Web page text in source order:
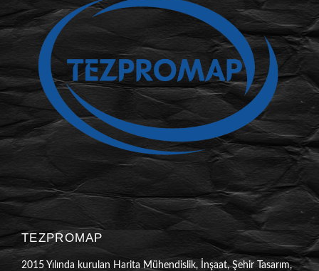
TEZPROMAP
2015 Yılında kurulan Harita Mühendislik, İnşaat, Şehir Tasarım,